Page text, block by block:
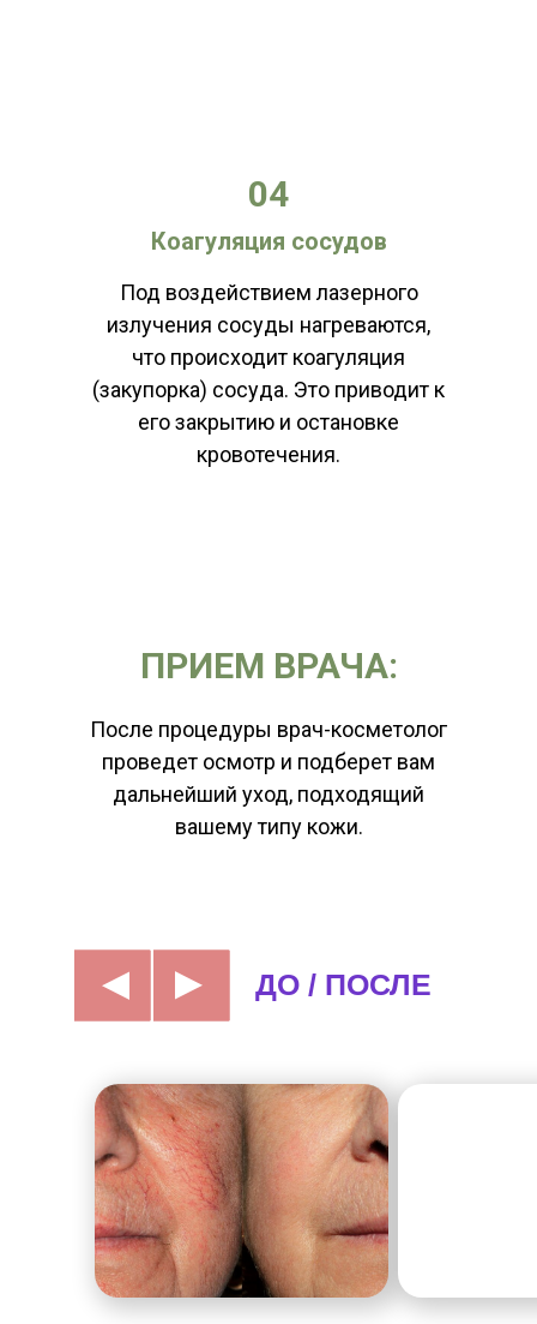
04
Под воздействием лазерного
излучения сосуды нагреваются,
что происходит коагуляция
(закупорка) сосуда. Это приводит к
его закрытию и остановке
кровотечения.
Коагуляция сосудов
После процедуры врач-косметолог
проведет осмотр и подберет вам
дальнейший уход, подходящий
вашему типу кожи.
ПРИЕМ ВРАЧА:
▲
▲ ДО / ПОСЛЕ